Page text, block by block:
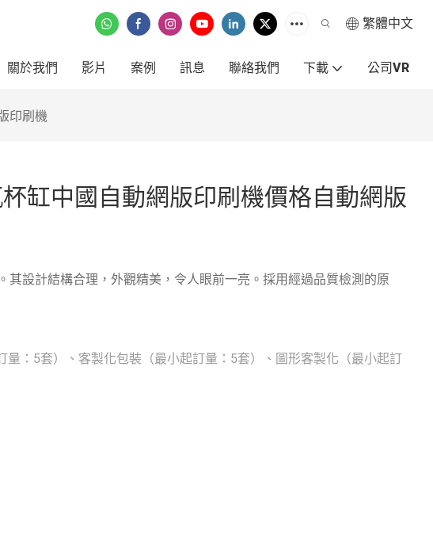
繁體中文
關於我們 影片 案例 訊息 聯絡我們 下載 公司VR
印刷機
缸中國自動網版印刷機價格自動網版
其設計結構合理，外觀精美，令人眼前一亮。採用經過品質檢測的原
量：5套）、客製化包裝（最小起訂量：5套）、圖形客製化（最小起訂